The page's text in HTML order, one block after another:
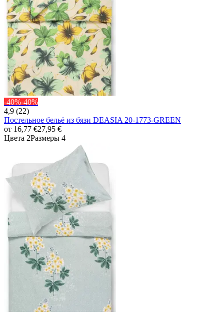
-40%-40%
4,9 (22)
Постельное бельё из бязи DEASIA 20-1773-GREEN
от 16,77 €27,95 €
Цвета 2Размеры 4